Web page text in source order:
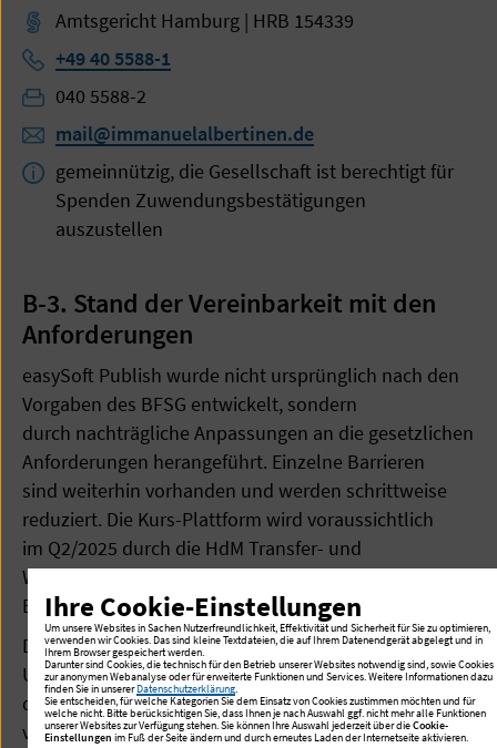
Amtsgericht Hamburg | HRB 154339
Telefon:
+49 40 5588-1
Telefon:
040 5588-2
mail@immanuelalbertinen.de
gemeinnützig, die Gesellschaft ist berechtigt für
Spenden Zuwendungsbestätigungen
auszustellen
B-3. Stand der Vereinbarkeit mit den
Anforderungen
easySoft Publish wurde nicht ursprünglich nach den
Vorgaben des BFSG entwickelt, sondern
durch nachträgliche Anpassungen an die gesetzlichen
Anforderungen herangeführt. Einzelne Barrieren
sind weiterhin vorhanden und werden schrittweise
reduziert. Die Kurs-Plattform wird voraussichtlich
im Q2/2025 durch die HdM Transfer- und
Weiterbildungsgesellschaft mbH hinsichtlich der
Barrierefreiheit überprüft.
Diese Webanwendung ist wegen der folgenden
Unvereinbarkeiten und Ausnahmen nur teilweise mit
dem Barrierefreiheitsstärkungsgesetz (BFSG)
vereinbar.
Ihre Cookie-Einstellungen
Um unsere Websites in Sachen Nutzerfreundlichkeit, Effektivität und Sicherheit für Sie zu optimieren,
verwenden wir Cookies. Das sind kleine Textdateien, die auf Ihrem Datenendgerät abgelegt und in
Ihrem Browser gespeichert werden.
Darunter sind Cookies, die technisch für den Betrieb unserer Websites notwendig sind, sowie Cookies
zur anonymen Webanalyse oder für erweiterte Funktionen und Services. Weitere Informationen dazu
finden Sie in unsererDatenschutzerklärung.
Sie entscheiden, für welche Kategorien Sie dem Einsatz von Cookies zustimmen möchten und für
welche nicht. Bitte berücksichtigen Sie, dass Ihnen je nach Auswahl ggf. nicht mehr alle Funktionen
unserer Websites zur Verfügung stehen. Sie können Ihre Auswahl jederzeit über dieCookie-
Einstellungen im Fuß der Seite ändern und durch erneutes Laden der Internetseite aktivieren.